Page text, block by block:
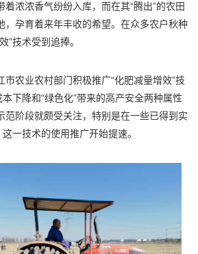
浓浓香气纷纷入库，而在其“腾出”的农田
，孕育着来年丰收的希望。在众多农户秋种
”技术受到追捧。
市农业农村部门积极推广“化肥减量增效”技
下降和“绿色化”带来的高产安全两种属性
范阶段就颇受关注，特别是在一些已得到实
一技术的使用推广开始提速。